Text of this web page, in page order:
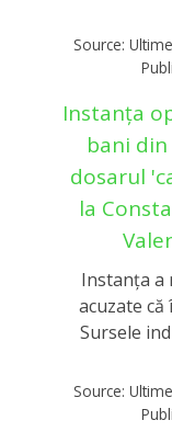
Source:
Instanța
bani
dosarul
la
Instanța a
acuzate
Sursele
Source: